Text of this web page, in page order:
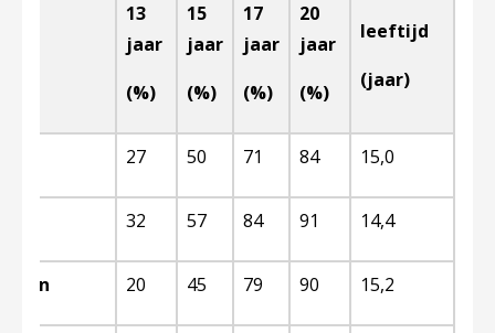
13
jaar
(%)
15
jaar
(%)
17
jaar
(%)
20
jaar
(%)
leeftijd
(jaar)
27 50 71 84 15,0
32 57 84 91 14,4
20 45 79 90 15,2